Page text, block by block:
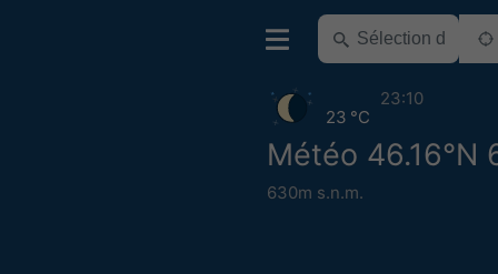
Météo 46.16°N
630m s.n.m.
23 °C
23:10